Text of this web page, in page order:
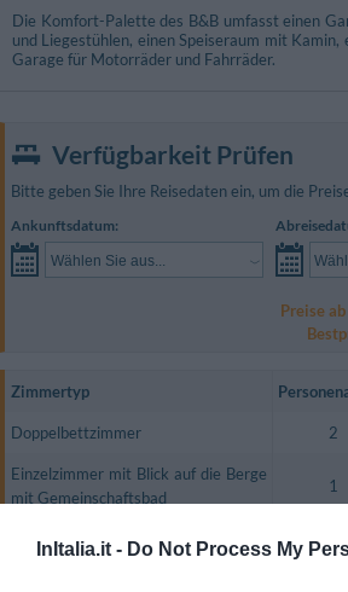
InItalia.it - Do Not Process My
Die Komfort-Palette des B&B umfasst einen
und Liegestühlen, einen Speiseraum mit Kamin,
Garage für Motorräder und Fahrräder.
Verfügbarkeit Prüfen
Bitte geben Sie Ihre Reisedaten ein, um die
Ankunftsdatum:
Wählen Sie aus...
Preise ab
Zimmertyp
Doppelbettzimmer 2
Einzelzimmer mit Blick auf die Berge
mit Gemeinschaftsbad
1
Zweibettzimmer mit Blick auf die
2